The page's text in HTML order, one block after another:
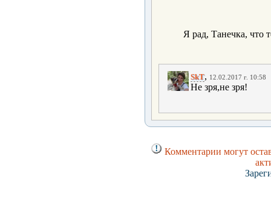
Я рад, Танечка, что
SkT, 12.02.2017 г. 10:58
Не зря,не зря!
Комментарии могут